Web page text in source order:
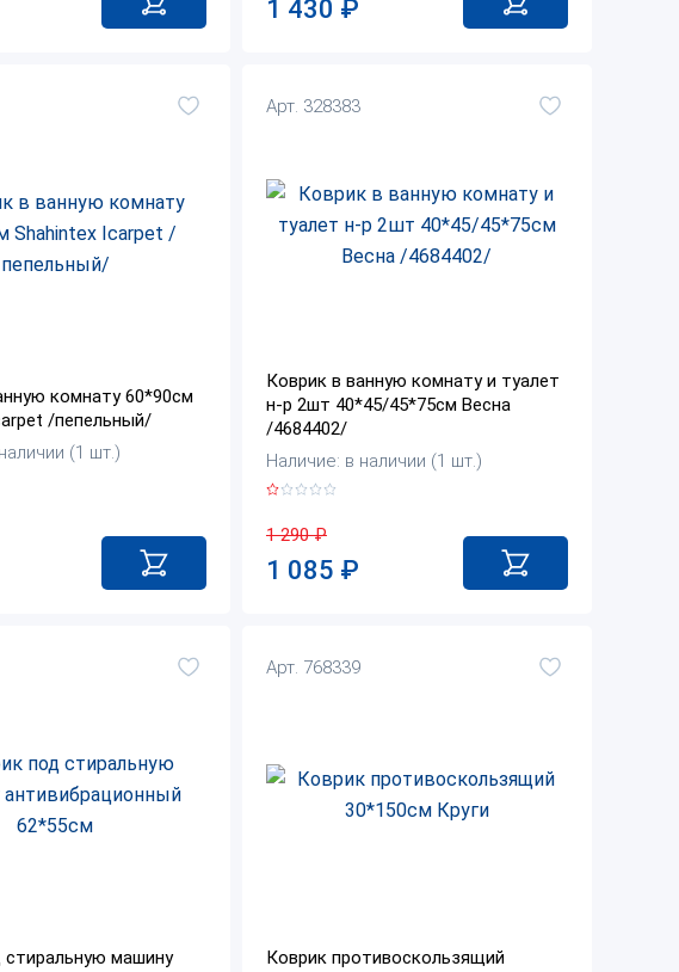
1 430 ₽
комнату 60*90см
/пепельный/
(1 шт.)
Арт. 328383
Коврик в ванную комнату и туалет
н-р 2шт 40*45/45*75см Весна
/4684402/
Наличие: в наличии (1 шт.)
1 290₽
1 085 ₽
стиральную машину
Арт. 768339
Коврик противоскользящий